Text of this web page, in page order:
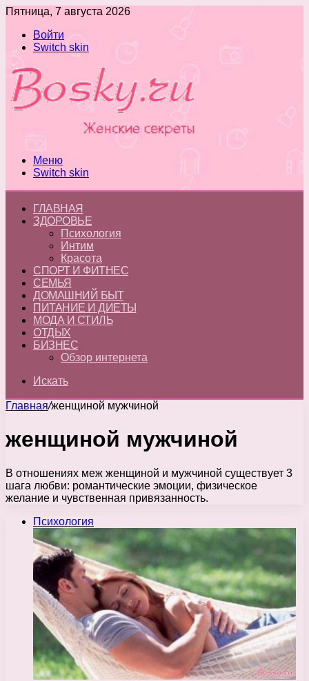
Пятница, 7 августа 2026
Войти
Switch skin
Меню
Switch skin
ГЛАВНАЯ
ЗДОРОВЬЕ
Психология
Интим
Красота
СПОРТ И ФИТНЕС
СЕМЬЯ
ДОМАШНИЙ БЫТ
ПИТАНИЕ И ДИЕТЫ
МОДА И СТИЛЬ
ОТДЫХ
БИЗНЕС
Обзор интернета
Искать
Главная/женщиной мужчиной
женщиной мужчиной
В отношениях меж женщиной и мужчиной существует 3
шага любви: романтические эмоции, физическое
желание и чувственная привязанность.
Психология